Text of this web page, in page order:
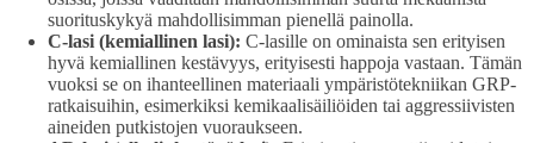
suorituskykyä mahdollisimman pienellä painolla.
C-lasi (kemiallinen lasi): C-lasille on ominaista sen erityisen
hyvä kemiallinen kestävyys, erityisesti happoja vastaan. Tämän
vuoksi se on ihanteellinen materiaali ympäristötekniikan GRP-
ratkaisuihin, esimerkiksi kemikaalisäiliöiden tai aggressiivisten
aineiden putkistojen vuoraukseen.